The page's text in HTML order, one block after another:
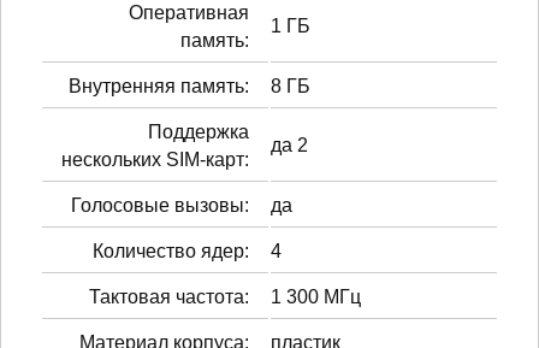
Оперативная
память:
1 ГБ
Внутренняя память: 8 ГБ
Поддержка
нескольких SIM-карт:
да 2
Голосовые вызовы: да
Количество ядер: 4
Тактовая частота: 1 300 МГц
Материал корпуса: пластик